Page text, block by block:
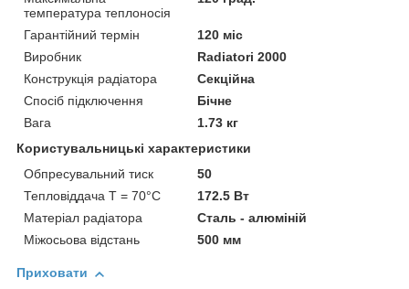
температура теплоносія
Гарантійний термін
120 міс
Виробник
Radiatori 2000
Конструкція радіатора
Секційна
Спосіб підключення
Бічне
Вага
1.73 кг
Користувальницькі характеристики
Обпресувальний тиск
50
Тепловіддача T = 70°C
172.5 Вт
Матеріал радіатора
Сталь - алюміній
Міжосьова відстань
500 мм
Приховати